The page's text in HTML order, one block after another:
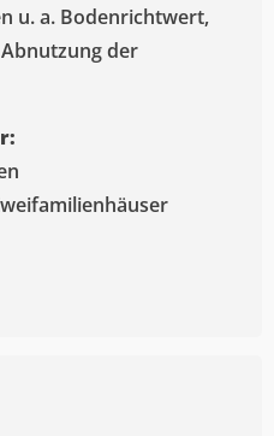
u. a. Bodenrichtwert,
der